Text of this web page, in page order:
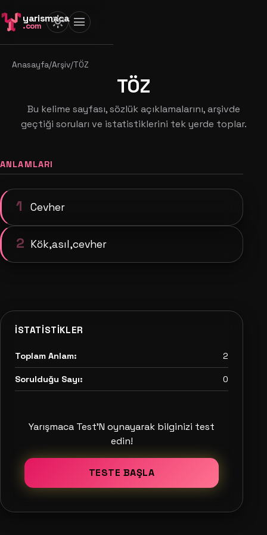
yarismaca
.com light_mode menu
Anasayfa/Arşiv/TÖZ
TÖZ
Bu kelime sayfası, sözlük açıklamalarını, arşivde
geçtiği soruları ve istatistiklerini tek yerde toplar.
ANLAMLARI
1 Cevher
2 Kök,asıl,cevher
İSTATISTIKLER
Toplam Anlam: 2
Sorulduğu Sayı: 0
Yarışmaca Test'N oynayarak bilginizi test
edin!
TESTE BAŞLA